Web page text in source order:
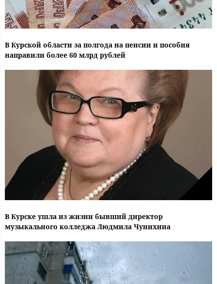
В Курской области за полгода на пенсии и пособия
направили более 60 млрд рублей
В Курске ушла из жизни бывший директор
музыкального колледжа Людмила Чунихина